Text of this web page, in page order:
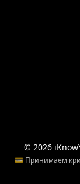
© 2026
💳 Принимаем